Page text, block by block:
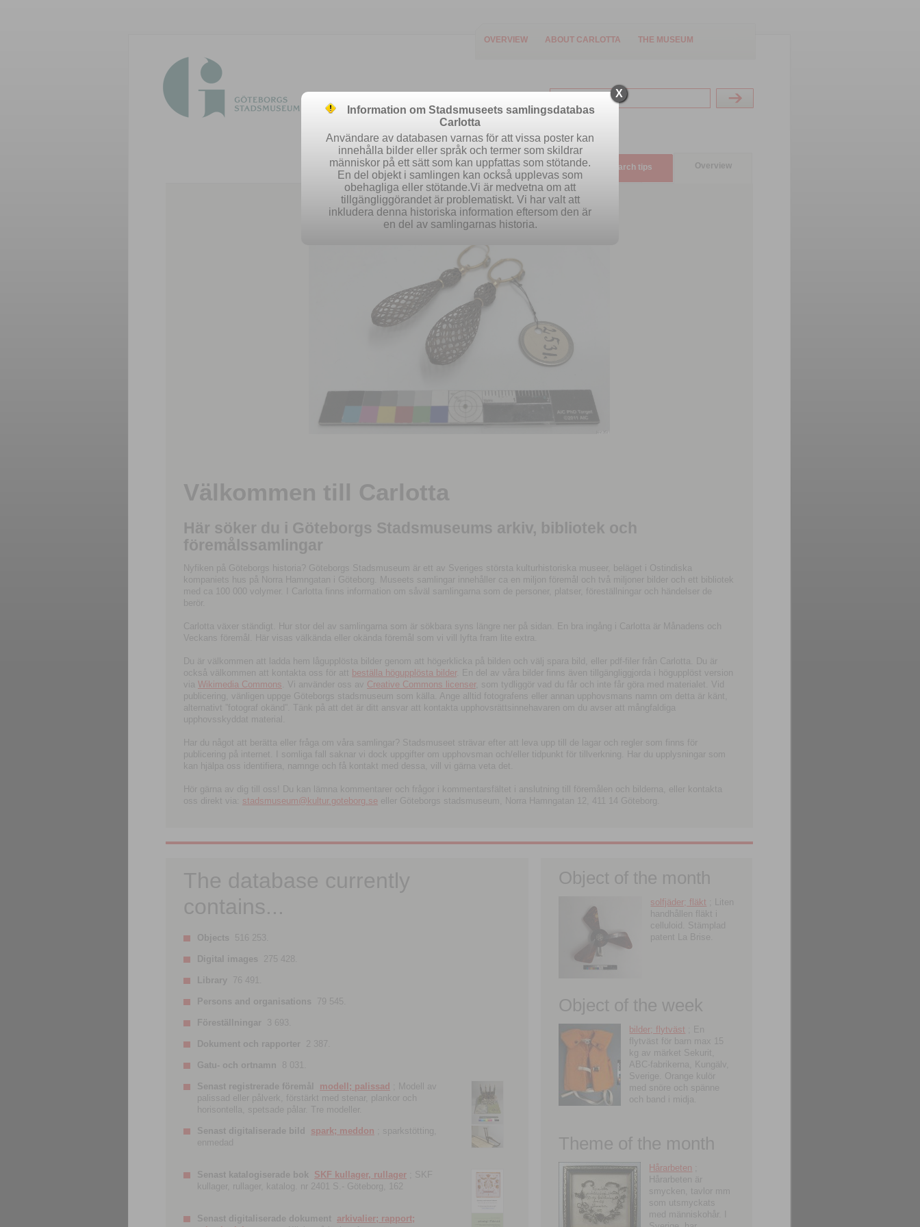
OVERVIEW ABOUT CARLOTTA THE MUSEUM
Easy search Advanced search Search tips Overview
Välkommen till Carlotta
Här söker du i Göteborgs Stadsmuseums arkiv, bibliotek och
föremålssamlingar
Nyfiken på Göteborgs historia? Göteborgs Stadsmuseum är ett av Sveriges största kulturhistoriska museer, beläget i Ostindiska
kompaniets hus på Norra Hamngatan i Göteborg. Museets samlingar innehåller ca en miljon föremål och två miljoner bilder och ett bibliotek
med ca 100 000 volymer. I Carlotta finns information om såväl samlingarna som de personer, platser, föreställningar och händelser de
berör.
Carlotta växer ständigt. Hur stor del av samlingarna som är sökbara syns längre ner på sidan. En bra ingång i Carlotta är Månadens och
Veckans föremål. Här visas välkända eller okända föremål som vi vill lyfta fram lite extra.
Du är välkommen att ladda hem lågupplösta bilder genom att högerklicka på bilden och välj spara bild, eller pdf-filer från Carlotta. Du är
också välkommen att kontakta oss för att beställa högupplösta bilder. En del av våra bilder finns även tillgängliggjorda i högupplöst version
via Wikimedia Commons . Vi använder oss av Creative Commons licenser, som tydliggör vad du får och inte får göra med materialet. Vid
publicering, vänligen uppge Göteborgs stadsmuseum som källa. Ange alltid fotografens eller annan upphovsmans namn om detta är känt,
alternativt ”fotograf okänd”. Tänk på att det är ditt ansvar att kontakta upphovsrättsinnehavaren om du avser att mångfaldiga
upphovsskyddat material.
Har du något att berätta eller fråga om våra samlingar? Stadsmuseet strävar efter att leva upp till de lagar och regler som finns för
publicering på internet. I somliga fall saknar vi dock uppgifter om upphovsman och/eller tidpunkt för tillverkning. Har du upplysningar som
kan hjälpa oss identifiera, namnge och få kontakt med dessa, vill vi gärna veta det.
Hör gärna av dig till oss! Du kan lämna kommentarer och frågor i kommentarsfältet i anslutning till föremålen och bilderna, eller kontakta
oss direkt via: stadsmuseum@kultur.goteborg.se eller Göteborgs stadsmuseum, Norra Hamngatan 12, 411 14 Göteborg.
The database currently
contains...
Objects 516 253.
Digital images 275 428.
Library 76 491.
Persons and organisations 79 545.
Föreställningar 3 693.
Dokument och rapporter 2 387.
Gatu- och ortnamn 8 031.
Senast registrerade föremål modell; palissad
; Modell av
palissad eller pålverk, förstärkt med stenar, plankor och
horisontella, spetsade pålar. Tre modeller.
Senast digitaliserade bild spark; meddon ; sparkstötting,
enmedad
Senast katalogiserade bok SKF kullager, rullager ; SKF
kullager, rullager, katalog. nr 2401 S.- Göteborg, 162
Senast digitaliserade dokument arkivalier; rapport;
Object of the month
solfjäder; fläkt ; Liten
handhållen fläkt i
celluloid. Stämplad
patent La Brise.
Object of the week
bilder; flytväst ; En
flytväst för barn max 15
kg av märket Sekurit,
ABC-fabrikerna, Kungälv,
Sverige. Orange kulör
med snöre och spänne
och band i midja.
Theme of the month
Hårarbeten
Hårarbeten är
smycken, tavlor mm
som utsmyckats
med människohår. I
X
Information om Stadsmuseets samlingsdatabas
Carlotta
Användare av databasen varnas för att vissa poster kan
innehålla bilder eller språk och termer som skildrar
människor på ett sätt som kan uppfattas som stötande.
En del objekt i samlingen kan också upplevas som
obehagliga eller stötande.Vi är medvetna om att
tillgängliggörandet är problematiskt. Vi har valt att
inkludera denna historiska information eftersom den är
en del av samlingarnas historia.